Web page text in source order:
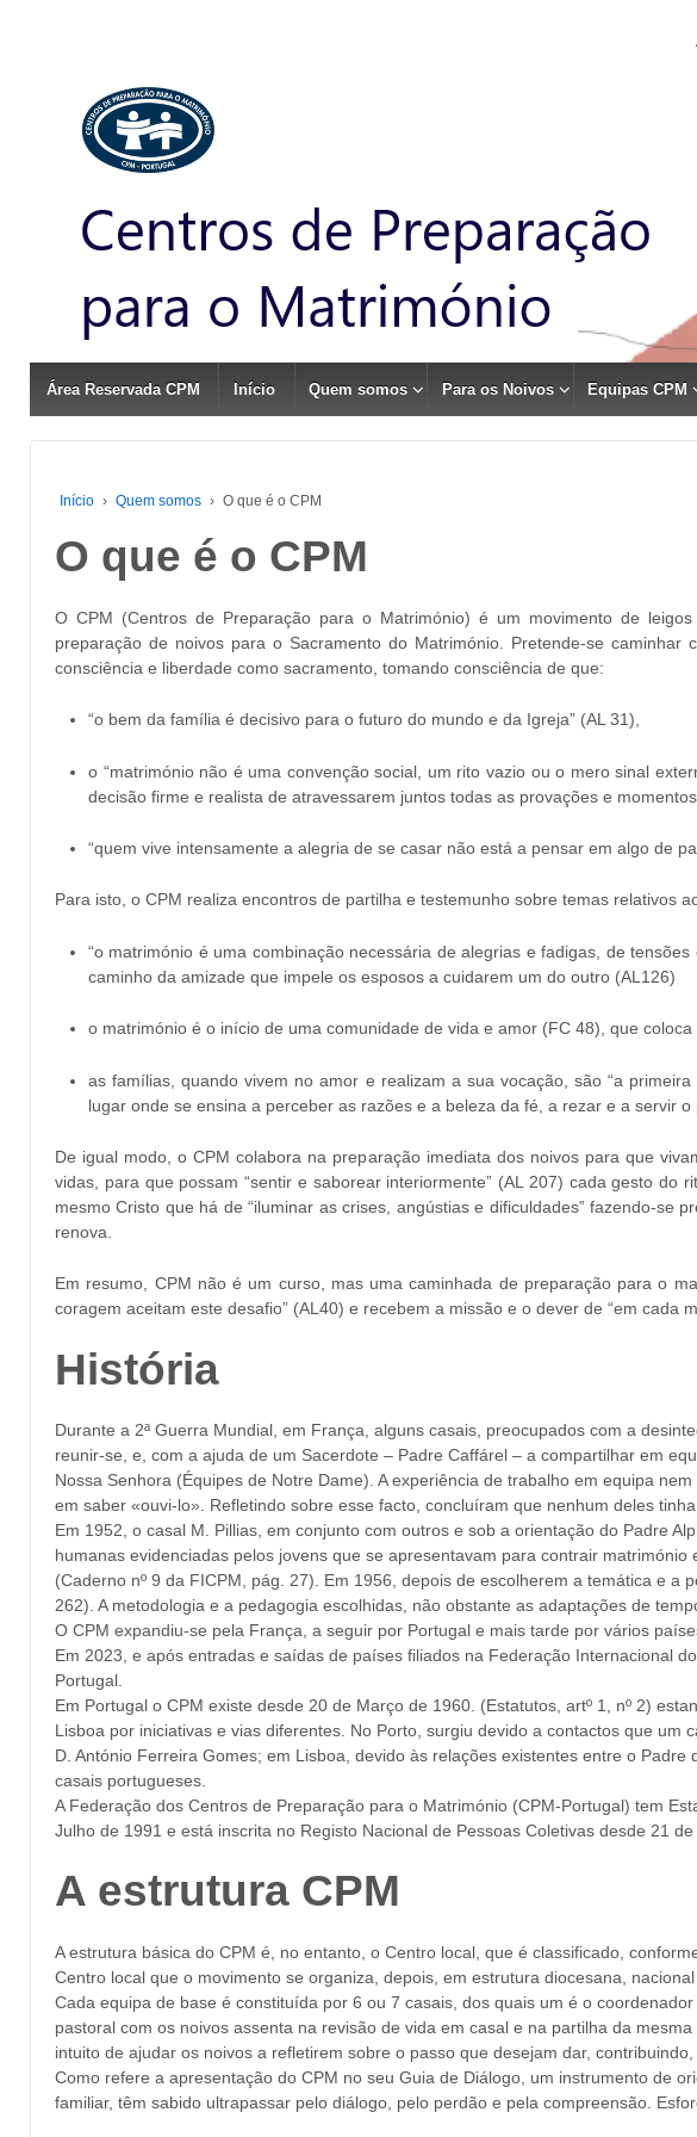
Área Reservada CPM Início Quem somos Para os Noivos Equipas CPM
Início › Quem somos › O que é o CPM
O que é o CPM
O CPM (Centros de Preparação para o Matrimónio) é um movimento de
preparação de noivos para o Sacramento do Matrimónio. Pretende-se
consciência e liberdade como sacramento, tomando consciência de que:
“o bem da família é decisivo para o futuro do mundo e da Igreja” (AL 31),
o “matrimónio não é uma convenção social, um rito vazio ou o mero sinal
decisão firme e realista de atravessarem juntos todas as provações e
“quem vive intensamente a alegria de se casar não está a pensar em algo de
Para isto, o CPM realiza encontros de partilha e testemunho sobre temas relativos
“o matrimónio é uma combinação necessária de alegrias e fadigas, de
caminho da amizade que impele os esposos a cuidarem um do outro (AL126)
o matrimónio é o início de uma comunidade de vida e amor (FC 48), que
as famílias, quando vivem no amor e realizam a sua vocação, são “a
lugar onde se ensina a perceber as razões e a beleza da fé, a rezar e a servir o
De igual modo, o CPM colabora na preparação imediata dos noivos para que
vidas, para que possam “sentir e saborear interiormente” (AL 207) cada gesto
mesmo Cristo que há de “iluminar as crises, angústias e dificuldades” fazendo-
renova.
Em resumo, CPM não é um curso, mas uma caminhada de preparação para o
coragem aceitam este desafio” (AL40) e recebem a missão e o dever de “em
História
Durante a 2ª Guerra Mundial, em França, alguns casais, preocupados com a
reunir-se, e, com a ajuda de um Sacerdote – Padre Caffárel – a compartilhar em
Nossa Senhora (Équipes de Notre Dame). A experiência de trabalho em equipa
em saber «ouvi-lo». Refletindo sobre esse facto, concluíram que nenhum deles
Em 1952, o casal M. Pillias, em conjunto com outros e sob a orientação do Padre
humanas evidenciadas pelos jovens que se apresentavam para contrair
(Caderno nº 9 da FICPM, pág. 27). Em 1956, depois de escolherem a temática e
262). A metodologia e a pedagogia escolhidas, não obstante as adaptações de
O CPM expandiu-se pela França, a seguir por Portugal e mais tarde por vários
Em 2023, e após entradas e saídas de países filiados na Federação Internacional
Portugal.
Em Portugal o CPM existe desde 20 de Março de 1960. (Estatutos, artº 1, nº 2)
Lisboa por iniciativas e vias diferentes. No Porto, surgiu devido a contactos que
D. António Ferreira Gomes; em Lisboa, devido às relações existentes entre o
casais portugueses.
A Federação dos Centros de Preparação para o Matrimónio (CPM-Portugal) tem
Julho de 1991 e está inscrita no Registo Nacional de Pessoas Coletivas desde 21 de
A estrutura CPM
A estrutura básica do CPM é, no entanto, o Centro local, que é classificado,
Centro local que o movimento se organiza, depois, em estrutura diocesana, nacional
Cada equipa de base é constituída por 6 ou 7 casais, dos quais um é o
pastoral com os noivos assenta na revisão de vida em casal e na partilha da
intuito de ajudar os noivos a refletirem sobre o passo que desejam dar,
Como refere a apresentação do CPM no seu Guia de Diálogo, um instrumento de
familiar, têm sabido ultrapassar pelo diálogo, pelo perdão e pela compreensão.